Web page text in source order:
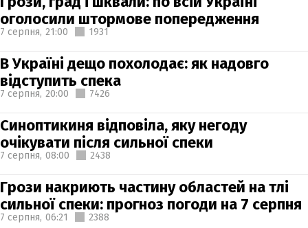
оголосили штормове попередження
7 серпня, 21:00 1931
В Україні дещо похолодає: як надовго
відступить спека
7 серпня, 20:00 7426
Синоптикиня відповіла, яку негоду
очікувати після сильної спеки
7 серпня, 08:00 2438
Грози накриють частину областей на тлі
сильної спеки: прогноз погоди на 7 серпня
7 серпня, 06:21 2388